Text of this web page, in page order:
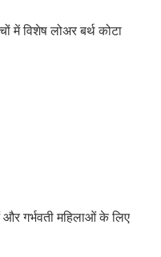
में विशेष लोअर बर्थ कोटा
गर्भवती महिलाओं के लिए